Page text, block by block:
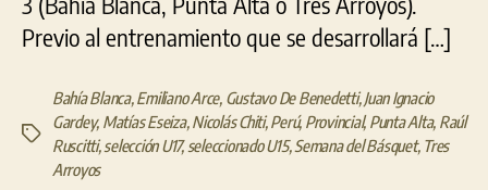
Previo al entrenamiento que se desarrollará […]
Etiquetas
Bahía Blanca,Emiliano Arce, Gustavo De Benedetti,Juan Ignacio
Gardey, Matías Eseiza,Nicolás Chiti,Perú, Provincial,Punta Alta, Raúl
Ruscitti,selección U17,seleccionado U15,Semana del Básquet, Tres
Arroyos